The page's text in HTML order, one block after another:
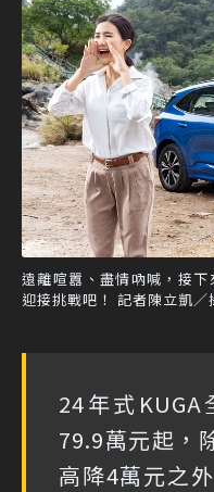
遠離喧囂、盡情吶喊，接
迎接挑戰吧！ 記者陳立凱／
24年式
79.9萬元起，
高降4萬元之